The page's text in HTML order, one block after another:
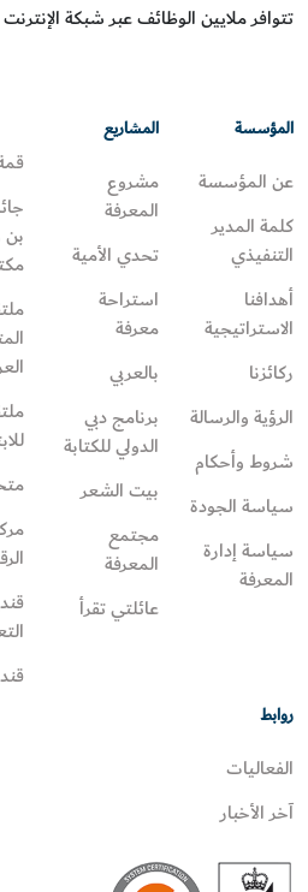
تتوافر ملايين الوظائف عبر شبكة الإنترنت
المؤسسة
عن المؤسسة
كلمة المدير
التنفيذي
أهدافنا
الاستراتيجية
ركائزنا
الرؤية والرسالة
شروط وأحكام
سياسة الجودة
سياسة إدارة
المعرفة
المشاريع
مشروع
المعرفة
تحدي الأمية
استراحة
معرفة
بالعربي
برنامج دبي
الدولي للكتابة
بيت الشعر
مجتمع
المعرفة
عائلتي تقرأ‎
روابط
الفعاليات
آخر الأخبار